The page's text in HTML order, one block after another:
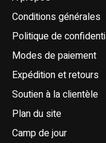
Conditions générales
Politique de
Modes de paiement
Expédition et retours
Soutien à la clientèle
Plan du site
Camp de jour